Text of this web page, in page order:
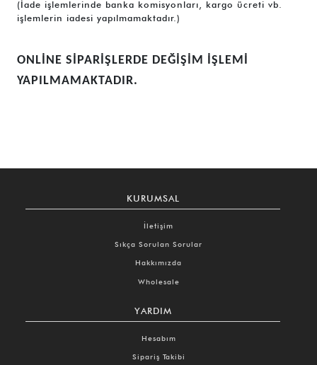
(İade işlemlerinde banka komisyonları, kargo ücreti vb.
işlemlerin iadesi yapılmamaktadır.)
ONLİNE SİPARİŞLERDE DEĞİŞİM İŞLEMİ
YAPILMAMAKTADIR.
KURUMSAL
İletişim
Sıkça Sorulan Sorular
Hakkımızda
Wholesale
YARDIM
Hesabım
Sipariş Takibi